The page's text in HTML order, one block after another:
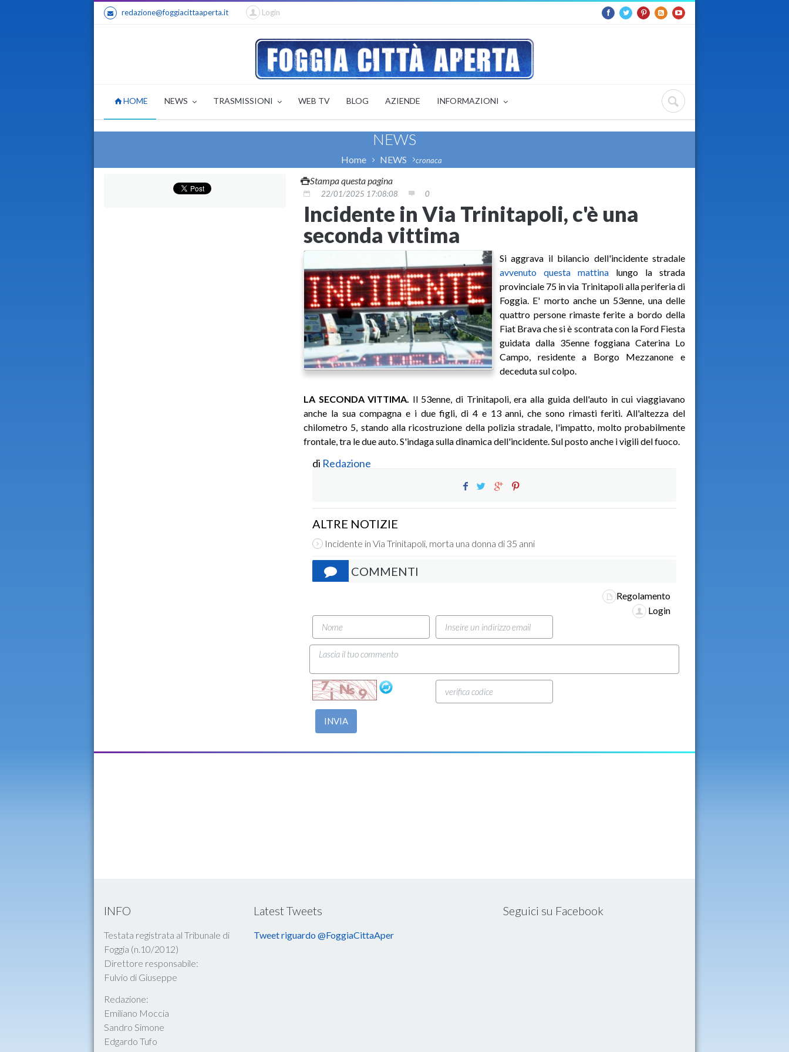
redazione@foggiacittaaperta.it Login
HOME NEWS TRASMISSIONI WEB TV BLOG AZIENDE INFORMAZIONI
NEWS
Home NEWS cronaca
Stampa questa pagina
22/01/2025 17:08:08 0
Incidente in Via Trinitapoli, c'è una
seconda vittima
Si aggrava il bilancio dell'incidente stradale
avvenuto questa mattina lungo la strada
provinciale 75 in via Trinitapoli alla periferia di
Foggia. E' morto anche un 53enne, una delle
quattro persone rimaste ferite a bordo della
Fiat Brava che si è scontrata con la Ford Fiesta
guidata dalla 35enne foggiana Caterina Lo
Campo, residente a Borgo Mezzanone e
deceduta sul colpo.
LA SECONDA VITTIMA. Il 53enne, di Trinitapoli, era alla guida dell'auto in cui viaggiavano
anche la sua compagna e i due figli, di 4 e 13 anni, che sono rimasti feriti. All'altezza del
chilometro 5, stando alla ricostruzione della polizia stradale, l'impatto, molto probabilmente
frontale, tra le due auto. S'indaga sulla dinamica dell'incidente. Sul posto anche i vigili del fuoco.
di Redazione
ALTRE NOTIZIE
Incidente in Via Trinitapoli, morta una donna di 35 anni
COMMENTI
Regolamento
Login
INVIA
INFO
Testata registrata al Tribunale di
Foggia (n.10/2012)
Direttore responsabile:
Fulvio di Giuseppe
Redazione:
Emiliano Moccia
Sandro Simone
Edgardo Tufo
Latest Tweets
Tweet riguardo @FoggiaCittaAper
Seguici su Facebook